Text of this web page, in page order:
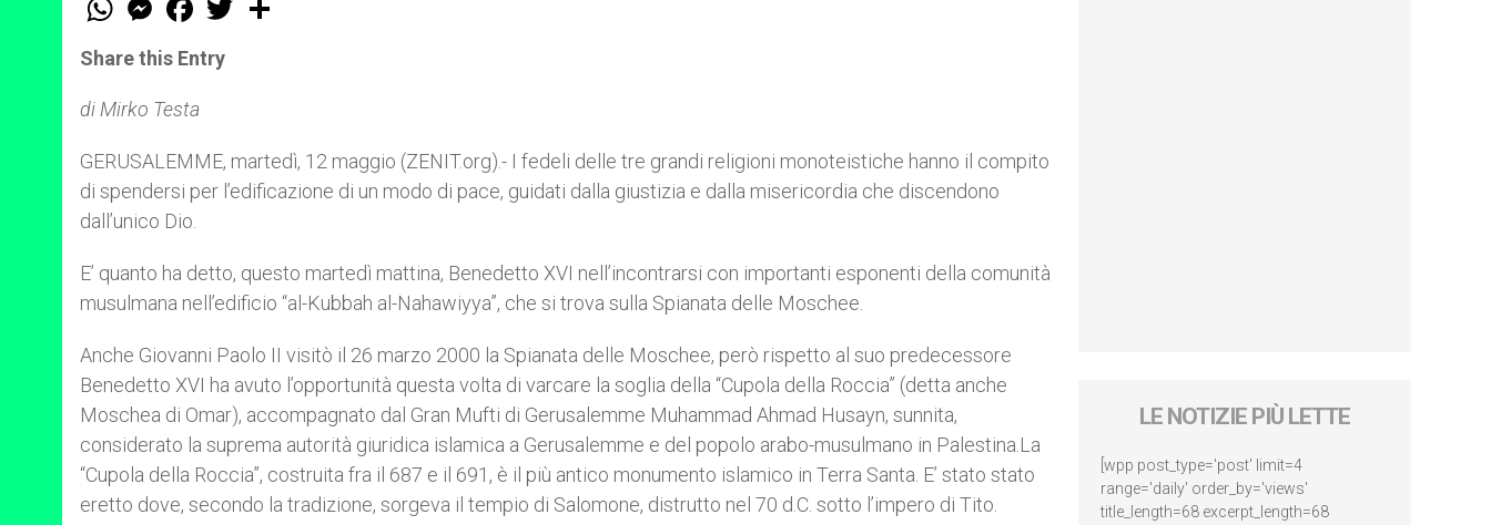
t
s
p
p
e
s
e
g
e
a
e
b
o
k
w
Share this Entry
di Mirko Testa
GERUSALEMME, martedì, 12 maggio (ZENIT.org).- I fedeli delle tre grandi religioni monoteistiche hanno il compito
di spendersi per l’edificazione di un modo di pace, guidati dalla giustizia e dalla misericordia che discendono
dall’unico Dio.
E’ quanto ha detto, questo martedì mattina, Benedetto XVI nell’incontrarsi con importanti esponenti della comunità
musulmana nell’edificio “al-Kubbah al-Nahawiyya”, che si trova sulla Spianata delle Moschee.
Anche Giovanni Paolo II visitò il 26 marzo 2000 la Spianata delle Moschee, però rispetto al suo predecessore
Benedetto XVI ha avuto l’opportunità questa volta di varcare la soglia della “Cupola della Roccia” (detta anche
Moschea di Omar), accompagnato dal Gran Mufti di Gerusalemme Muhammad Ahmad Husayn, sunnita,
considerato la suprema autorità giuridica islamica a Gerusalemme e del popolo arabo-musulmano in Palestina.La
“Cupola della Roccia”, costruita fra il 687 e il 691, è il più antico monumento islamico in Terra Santa. E’ stato stato
eretto dove, secondo la tradizione, sorgeva il tempio di Salomone, distrutto nel 70 d.C. sotto l’impero di Tito.
LE NOTIZIE PIÙ LETTE
[wpp post_type='post' limit=4
range='daily' order_by='views'
title_length=68 excerpt_length=68